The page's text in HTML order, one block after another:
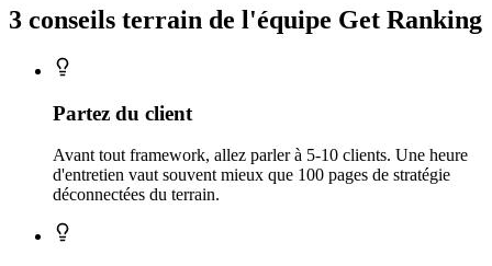
3 conseils terrain de l'équipe Get Ranking
Partez du client
Avant tout framework, allez parler à 5-10 clients. Une heure
d'entretien vaut souvent mieux que 100 pages de stratégie
déconnectées du terrain.